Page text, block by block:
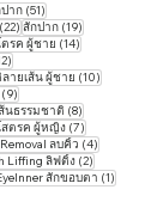
าก (51)51 กระทู้
(22)22 กระทู้
สักปาก (19)19 กระทู้
รค ผู้ชาย (14)14 กระทู้
12 กระทู้
ายเส้น ผู้ชาย (10)10 กระทู้
(9)9 กระทู้
นธรรมชาติ (8)8 กระทู้
สตรค ผู้หญิง (7)7 กระทู้
ลบคิ้ว (4)4 กระทู้
ทู้Liffing ลิฟติ้ง (2)2 กระทู้
สักขอบตา (1)1 กระทู้